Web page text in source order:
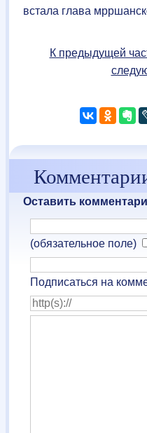
встала глава
К предыдущей
Оставить
(обязательное поле)
Подписаться на